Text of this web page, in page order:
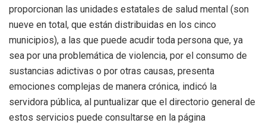
proporcionan las unidades estatales de salud mental (son
nueve en total, que están distribuidas en los cinco
municipios), a las que puede acudir toda persona que, ya
sea por una problemática de violencia, por el consumo de
sustancias adictivas o por otras causas, presenta
emociones complejas de manera crónica, indicó la
servidora pública, al puntualizar que el directorio general de
estos servicios puede consultarse en la página